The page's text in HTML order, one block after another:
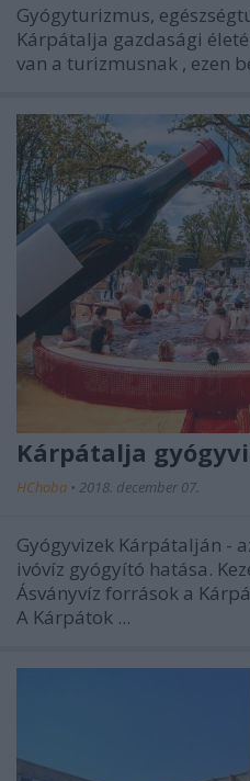
Gyógyturizmus,
Kárpátalja gazdasági
van a turizmusnak , ezen
Kárpátalja
HChoba • 2018. december 07.
Gyógyvizek Kárpátalján -
ivóvíz gyógyító hatása.
Ásványvíz források a
A Kárpátok ...